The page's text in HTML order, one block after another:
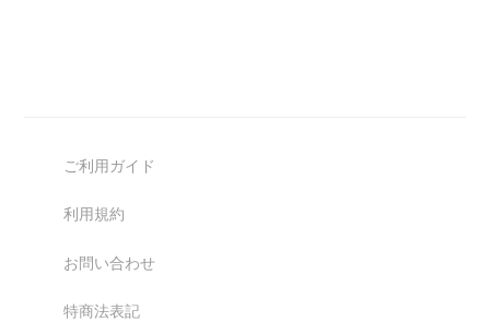
ご利用ガイド
利用規約
お問い合わせ
特商法表記